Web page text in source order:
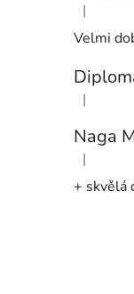
|
Velmi
|
Naga
|
+ skvělá